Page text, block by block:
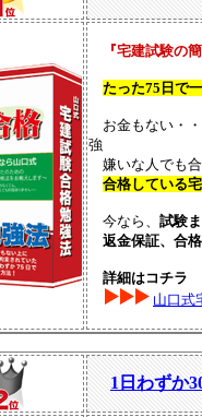
『宅建試験の
たった75日で
お金もない・
強
嫌いな人でも
合格している
今なら、 試験
返金保証、合
詳細はコチラ
山口式
1日わずか